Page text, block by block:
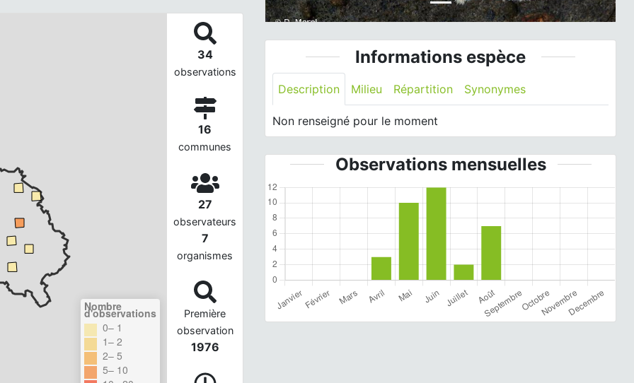
Nombre
d'observations
0– 1
1– 2
2– 5
5– 10
34
observations
16
communes
27
observateurs
7
organismes
Première
observation
1976
Informations espèce
Description Milieu Répartition Synonymes
Non renseigné pour le moment
Observations mensuelles